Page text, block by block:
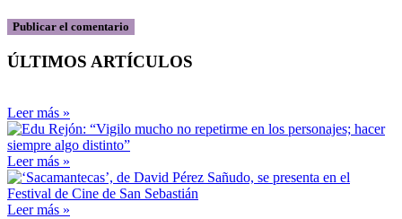
ÚLTIMOS ARTÍCULOS
Leer más »
Leer más »
Leer más »